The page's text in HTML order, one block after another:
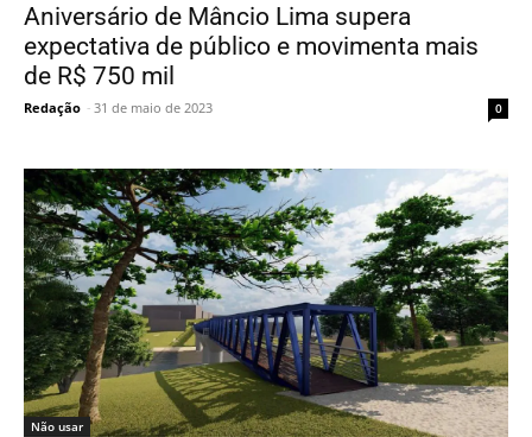
Aniversário de Mâncio Lima supera
expectativa de público e movimenta mais
de R$ 750 mil
Redação - 31 de maio de 2023 0
Não usar